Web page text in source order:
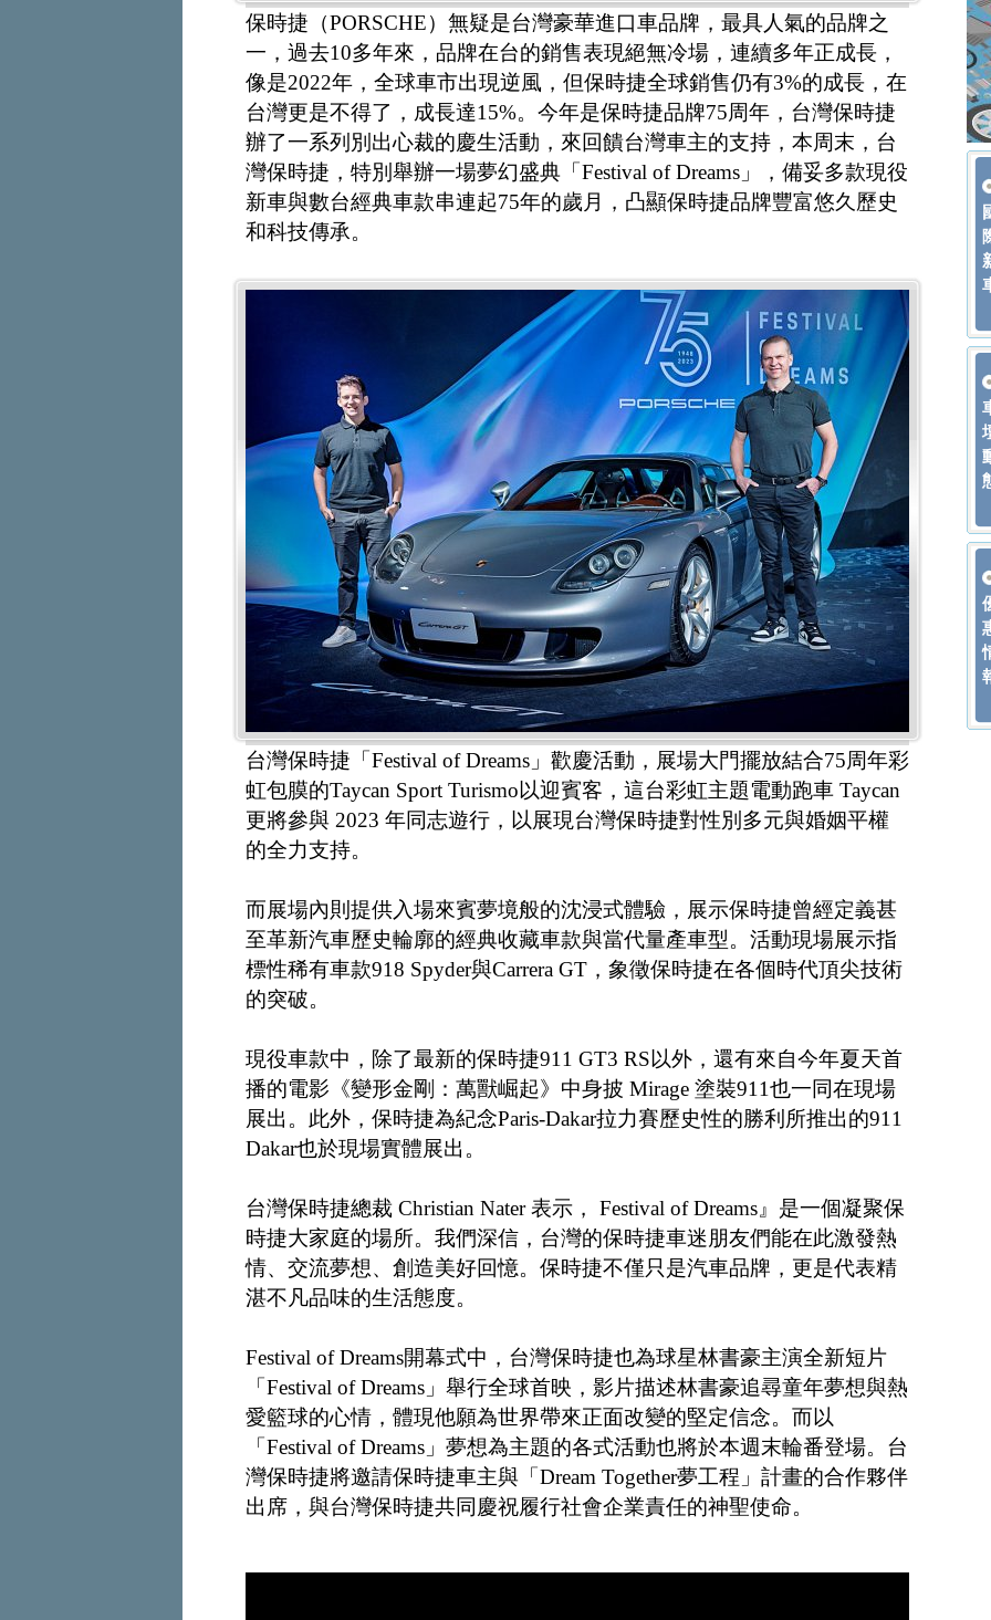
保時捷（PORSCHE）無疑是台灣豪華進口車品牌，最具人氣的品牌之
一，過去10多年來，品牌在台的銷售表現絕無冷場，連續多年正成長，
像是2022年，全球車市出現逆風，但保時捷全球銷售仍有3%的成長，在
台灣更是不得了，成長達15%。今年是保時捷品牌75周年，台灣保時捷
辦了一系列別出心裁的慶生活動，來回饋台灣車主的支持，本周末，台
灣保時捷，特別舉辦一場夢幻盛典「Festival of Dreams」，備妥多款現役
新車與數台經典車款串連起75年的歲月，凸顯保時捷品牌豐富悠久歷史
和科技傳承。
台灣保時捷「Festival of Dreams」歡慶活動，展場大門擺放結合75周年彩
虹包膜的Taycan Sport Turismo以迎賓客，這台彩虹主題電動跑車 Taycan
更將參與 2023 年同志遊行，以展現台灣保時捷對性別多元與婚姻平權
的全力支持。
而展場內則提供入場來賓夢境般的沈浸式體驗，展示保時捷曾經定義甚
至革新汽車歷史輪廓的經典收藏車款與當代量產車型。活動現場展示指
標性稀有車款918 Spyder與Carrera GT，象徵保時捷在各個時代頂尖技術
的突破。
現役車款中，除了最新的保時捷911 GT3 RS以外，還有來自今年夏天首
播的電影《變形金剛：萬獸崛起》中身披 Mirage 塗裝911也一同在現場
展出。此外，保時捷為紀念Paris-Dakar拉力賽歷史性的勝利所推出的911
Dakar也於現場實體展出。
台灣保時捷總裁 Christian Nater 表示， Festival of Dreams』是一個凝聚保
時捷大家庭的場所。我們深信，台灣的保時捷車迷朋友們能在此激發熱
情、交流夢想、創造美好回憶。保時捷不僅只是汽車品牌，更是代表精
湛不凡品味的生活態度。
Festival of Dreams開幕式中，台灣保時捷也為球星林書豪主演全新短片
「Festival of Dreams」舉行全球首映，影片描述林書豪追尋童年夢想與熱
愛籃球的心情，體現他願為世界帶來正面改變的堅定信念。而以
「Festival of Dreams」夢想為主題的各式活動也將於本週末輪番登場。台
灣保時捷將邀請保時捷車主與「Dream Together夢工程」計畫的合作夥伴
出席，與台灣保時捷共同慶祝履行社會企業責任的神聖使命。